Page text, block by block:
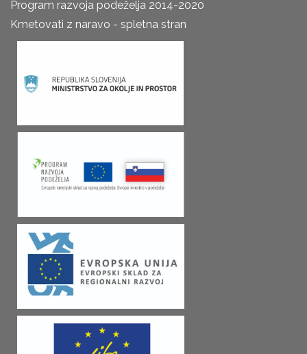
Program razvoja podeželja 2014-2020
Kmetovati z naravo - spletna stran